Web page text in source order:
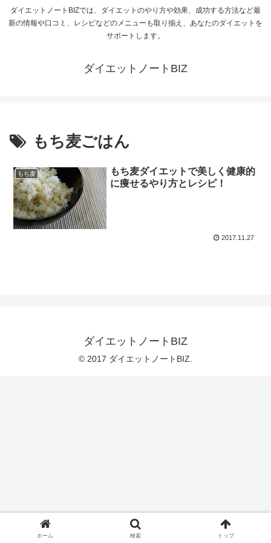
ダイエットノートBIZでは、ダイエットのやり方や効果、成功する方法など最
新の情報や口コミ、レシピなどのメニューも取り揃え、あなたのダイエットを
サポートします。
ダイエットノートBIZ
もち麦ごはん
もち麦
もち麦ダイエットで美しく健康的
に痩せるやり方とレシピ！
2017.11.27
ダイエットノートBIZ
© 2017 ダイエットノートBIZ.
ホーム 検索 トップ